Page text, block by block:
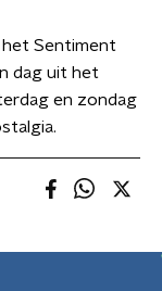
het Sentiment
dag uit het
en zondag